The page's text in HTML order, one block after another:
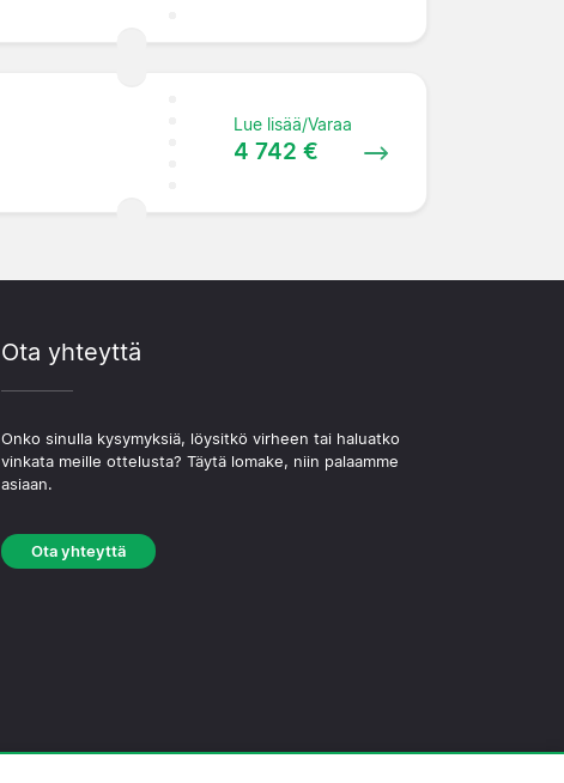
Lue lisää/Varaa
4 742 €
Ota yhteyttä
Onko sinulla kysymyksiä, löysitkö virheen tai haluatko
vinkata meille ottelusta? Täytä lomake, niin palaamme
asiaan.
Ota yhteyttä